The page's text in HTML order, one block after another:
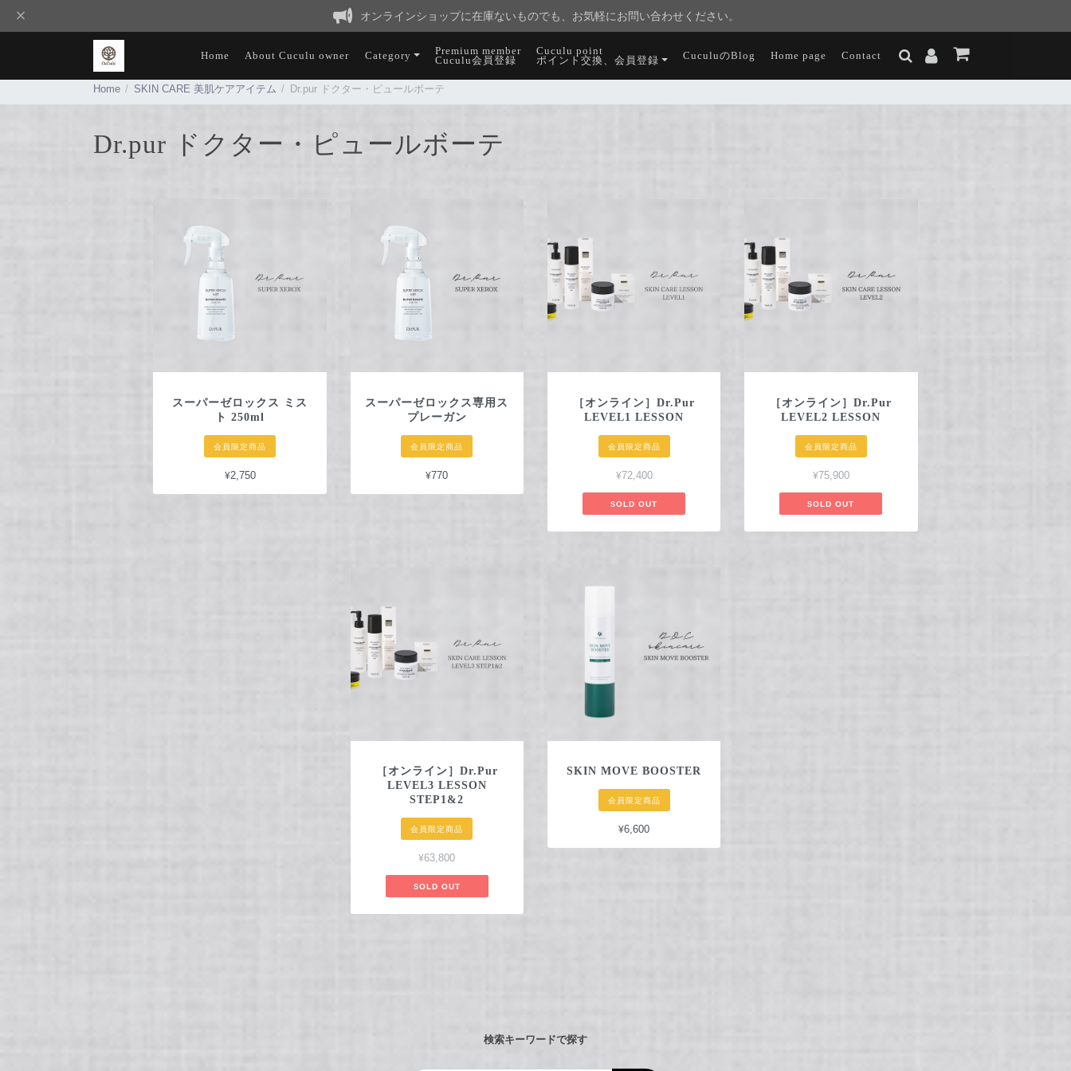
オンラインショップに在庫ないものでも、お気軽にお問い合わせください。
Home About Cuculu owner Category
Premium member
Cuculu会員登録
Cuculu point
ポイント交換、会員登録
CuculuのBlog Home page Contact
Home SKIN CARE 美肌ケアアイテム Dr.pur ドクター・ピュールボーテ
Dr.pur ドクター・ピュールボーテ
スーパーゼロックス ミス
ト 250ml
会員限定商品
¥2,750
スーパーゼロックス専用ス
プレーガン
会員限定商品
¥770
［オンライン］Dr.Pur
LEVEL1 LESSON
会員限定商品
¥72,400
SOLD OUT
［オンライン］Dr.Pur
LEVEL2 LESSON
会員限定商品
¥75,900
SOLD OUT
［オンライン］Dr.Pur
LEVEL3 LESSON
STEP1&2
会員限定商品
¥63,800
SOLD OUT
SKIN MOVE BOOSTER
会員限定商品
¥6,600
検索キーワードで探す